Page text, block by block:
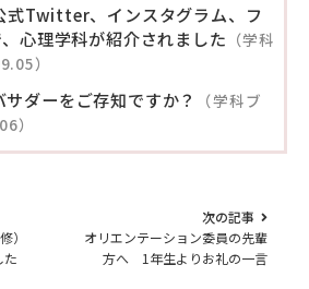
式Twitter、インスタグラム、フ
心理学科が紹介されました （学科
）
ダーをご存知ですか？
（学科ブ
）
）
た
次の記事
オリエンテーション委員の先輩
方へ 1年生よりお礼の一言